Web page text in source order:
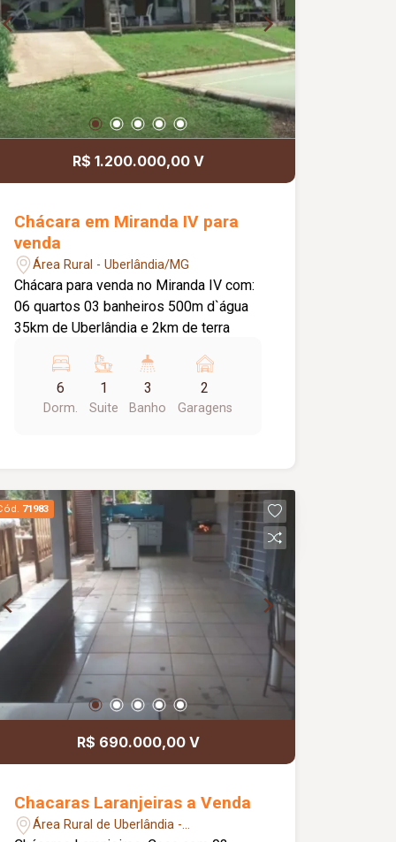
R$ 1.200.000,00 V
Chácara em Miranda IV para
venda
Área Rural - Uberlândia/MG
Chácara para venda no Miranda IV com:
06 quartos 03 banheiros 500m d`água
35km de Uberlândia e 2km de terra
6
Dorm.
1
Suite
3
Banho
2
Garagens
71983
R$ 690.000,00 V
Chacaras Laranjeiras a Venda
Área Rural de Uberlândia -